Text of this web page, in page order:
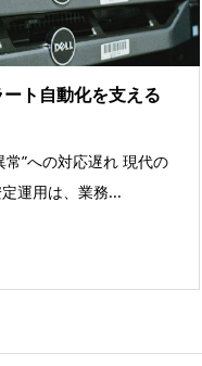
ト自動化を支える
”への対応遅れ 現代の
運用は、業務...